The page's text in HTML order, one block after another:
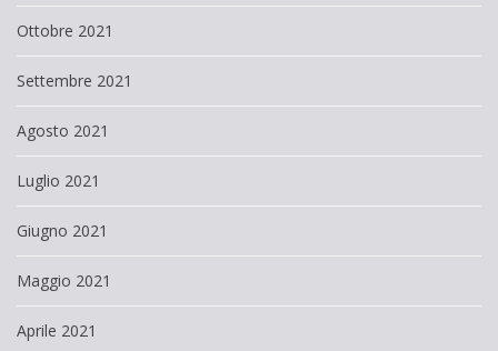
Ottobre 2021
Settembre 2021
Agosto 2021
Luglio 2021
Giugno 2021
Maggio 2021
Aprile 2021